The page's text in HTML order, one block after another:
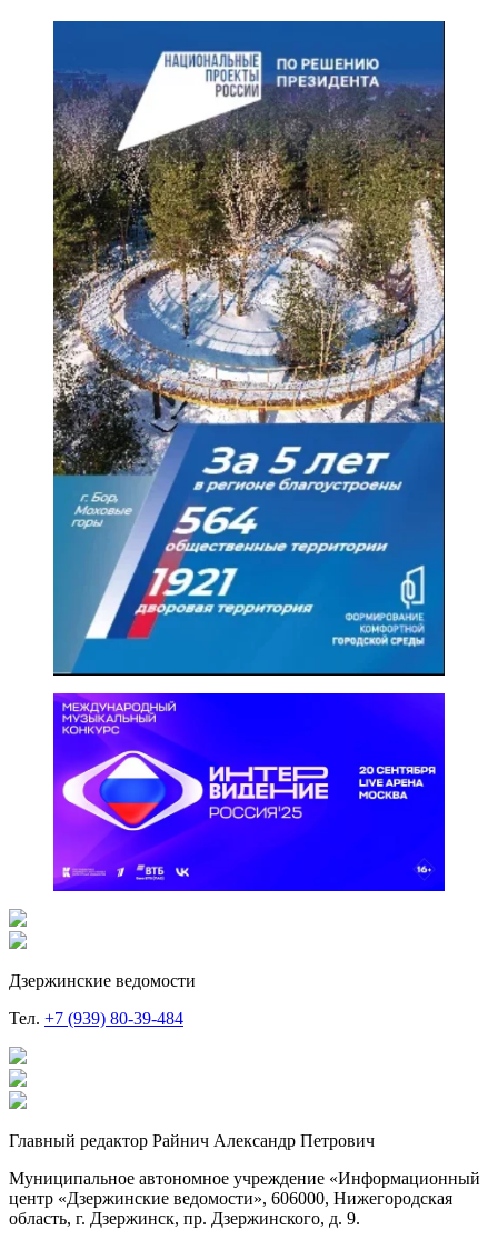
Дзержинские ведомости
Тел. +7 (939) 80-39-484
Главный редактор Райнич Александр Петрович
Муниципальное автономное учреждение «Информационный
центр «Дзержинские ведомости», 606000, Нижегородская
область, г. Дзержинск, пр. Дзержинского, д. 9.